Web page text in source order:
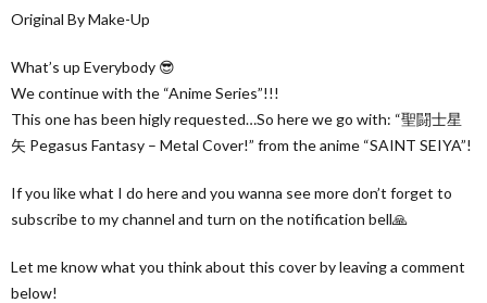
Original By Make-Up
What’s up Everybody 😎
We continue with the “Anime Series”!!!
This one has been higly requested…So here we go with: “聖闘士星
矢 Pegasus Fantasy – Metal Cover!” from the anime “SAINT SEIYA”!
If you like what I do here and you wanna see more don’t forget to
subscribe to my channel and turn on the notification bell🙏
Let me know what you think about this cover by leaving a comment
below!